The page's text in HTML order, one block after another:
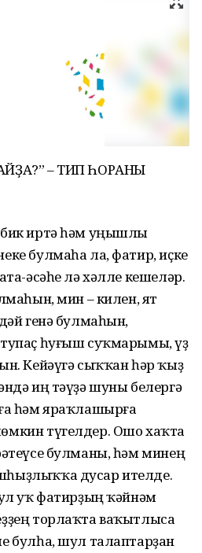
– ТИП ҺОРАНЫ
иртә һәм уңышлы
булмаһа ла, фатир, иҫке
әсәһе лә хәлле кешеләр.
мин – килен, ят
генә булмаһын,
һуғыш суҡмарымы, үҙ
Кейәүгә сыҡҡан һәр ҡыҙ
иң тәүҙә шуны белергә
һәм яраҡлашырға
түгелдер. Ошо хаҡта
булманы, һәм минең
дусар ителде.
уҡ фатирҙың ҡәйнәм
торлаҡта ваҡытлыса
булһа, шул талаптарҙан